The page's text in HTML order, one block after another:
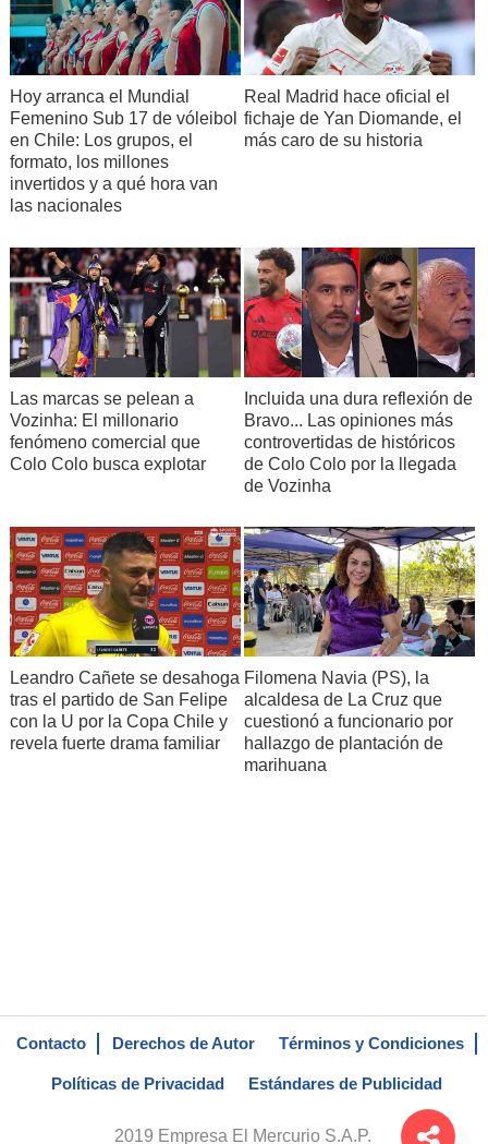
Hoy arranca el Mundial
Femenino Sub 17 de vóleibol
en Chile: Los grupos, el
formato, los millones
invertidos y a qué hora van
las nacionales
Real Madrid hace oficial el
fichaje de Yan Diomande, el
más caro de su historia
Las marcas se pelean a
Vozinha: El millonario
fenómeno comercial que
Colo Colo busca explotar
Incluida una dura reflexión de
Bravo... Las opiniones más
controvertidas de históricos
de Colo Colo por la llegada
de Vozinha
Leandro Cañete se desahoga
tras el partido de San Felipe
con la U por la Copa Chile y
revela fuerte drama familiar
Filomena Navia (PS), la
alcaldesa de La Cruz que
cuestionó a funcionario por
hallazgo de plantación de
marihuana
Contacto Derechos de Autor Términos y Condiciones
Políticas de Privacidad Estándares de Publicidad
2019 Empresa El Mercurio S.A.P.